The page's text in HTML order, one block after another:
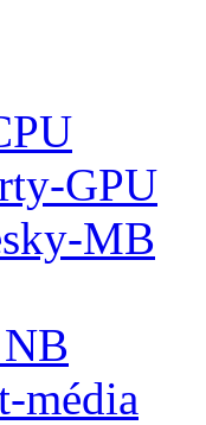
GPU
MB
média